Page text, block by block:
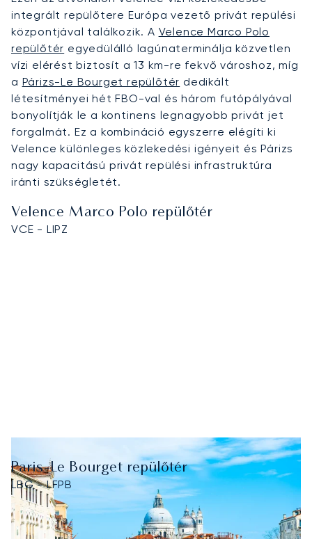
integrált repülőtere Európa vezető privát repülési
központjával találkozik. A Velence Marco Polo
repülőtér egyedülálló lagúnaterminálja közvetlen
vízi elérést biztosít a 13 km-re fekvő városhoz, míg
a Párizs-Le Bourget repülőtér dedikált
létesítményei hét FBO-val és három futópályával
bonyolítják le a kontinens legnagyobb privát jet
forgalmát. Ez a kombináció egyszerre elégíti ki
Velence különleges közlekedési igényeit és Párizs
nagy kapacitású privát repülési infrastruktúra
iránti szükségletét.
Velence Marco Polo repülőtér
VCE - LIPZ
Paris-Le Bourget repülőtér
LBG - LFPB